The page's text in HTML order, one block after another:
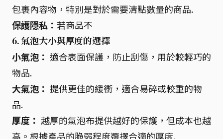
包裹內容物，特別是對於需要清點數量的商品.
保護隱私： 若商品不
6. 氣泡大小與厚度的選擇
小氣泡： 適合表面保護，防止刮傷，用於較輕巧的
物品.
大氣泡： 提供更佳的緩衝，適合易碎或較重的物
品.
厚度： 越厚的氣泡布提供越好的保護，但成本也越
高。根據產品的脆弱程度選擇合適的厚度.